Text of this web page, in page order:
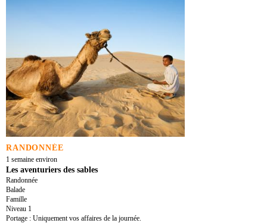
RANDONNÉE
1 semaine environ
Les aventuriers des sables
Randonnée
Balade
Famille
Niveau 1
Portage : Uniquement vos affaires de la journée.